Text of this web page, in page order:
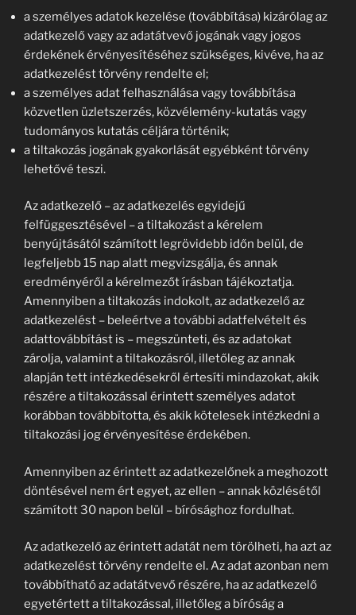
a személyes adatok kezelése (továbbítása) kizárólag az
adatkezelő vagy az adatátvevő jogának vagy jogos
érdekének érvényesítéséhez szükséges, kivéve, ha az
adatkezelést törvény rendelte el;
a személyes adat felhasználása vagy továbbítása
közvetlen üzletszerzés, közvélemény-kutatás vagy
tudományos kutatás céljára történik;
a tiltakozás jogának gyakorlását egyébként törvény
lehetővé teszi.
Az adatkezelő – az adatkezelés egyidejű
felfüggesztésével – a tiltakozást a kérelem
benyújtásától számított legrövidebb időn belül, de
legfeljebb 15 nap alatt megvizsgálja, és annak
eredményéről a kérelmezőt írásban tájékoztatja.
Amennyiben a tiltakozás indokolt, az adatkezelő az
adatkezelést – beleértve a további adatfelvételt és
adattovábbítást is – megszünteti, és az adatokat
zárolja, valamint a tiltakozásról, illetőleg az annak
alapján tett intézkedésekről értesíti mindazokat, akik
részére a tiltakozással érintett személyes adatot
korábban továbbította, és akik kötelesek intézkedni a
tiltakozási jog érvényesítése érdekében.
Amennyiben az érintett az adatkezelőnek a meghozott
döntésével nem ért egyet, az ellen – annak közlésétől
számított 30 napon belül – bírósághoz fordulhat.
Az adatkezelő az érintett adatát nem törölheti, ha azt az
adatkezelést törvény rendelte el. Az adat azonban nem
továbbítható az adatátvevő részére, ha az adatkezelő
egyetértett a tiltakozással, illetőleg a bíróság a